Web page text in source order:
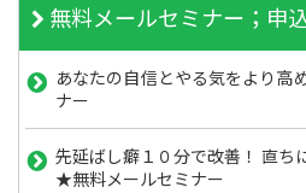
無料メールセミナー；申
あなたの自信とやる気をより
ナー
先延ばし癖１０分で改善！ 直ち
★無料メールセミナー